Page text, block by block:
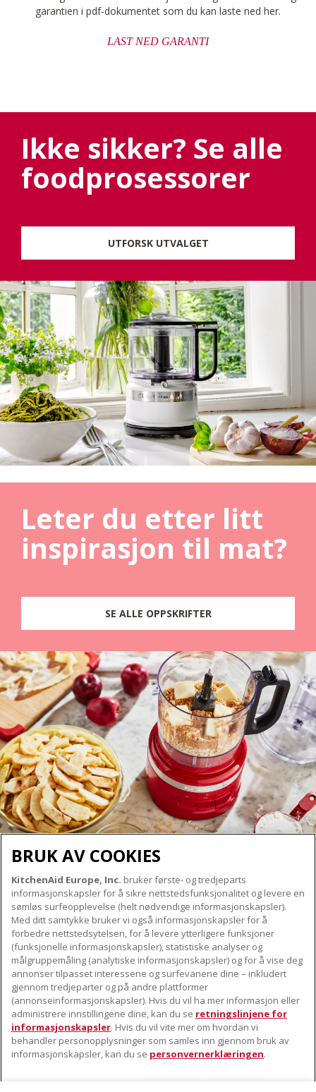
garantien i pdf-dokumentet som du kan laste ned her.
LAST NED GARANTI
Ikke sikker? Se alle
foodprosessorer
UTFORSK UTVALGET
Leter du etter litt
inspirasjon til mat?
SE ALLE OPPSKRIFTER
OM KITCHENAID
Merkets kjerne
Merkehistorie
ODR
VÅRE PRODUKTER
Små apparater
Produkttilbehør
KUNDESERVICE
Finn et servicesenter nær deg
Garanti og dokumenter
Kontaktinformasjon
FØLG OSS
BRUK AV COOKIES
KitchenAid Europe, Inc. bruker første- og tredjeparts
informasjonskapsler for å sikre nettstedsfunksjonalitet og levere en
sømløs surfeopplevelse (helt nødvendige informasjonskapsler).
Med ditt samtykke bruker vi også informasjonskapsler for å
forbedre nettstedsytelsen, for å levere ytterligere funksjoner
(funksjonelle informasjonskapsler), statistiske analyser og
målgruppemåling (analytiske informasjonskapsler) og for å vise deg
annonser tilpasset interessene og surfevanene dine – inkludert
gjennom tredjeparter og på andre plattformer
(annonseinformasjonskapsler). Hvis du vil ha mer informasjon eller
administrere innstillingene dine, kan du se retningslinjene for
informasjonskapsler. Hvis du vil vite mer om hvordan vi
behandler personopplysninger som samles inn gjennom bruk av
informasjonskapsler, kan du se personvernerklæringen.